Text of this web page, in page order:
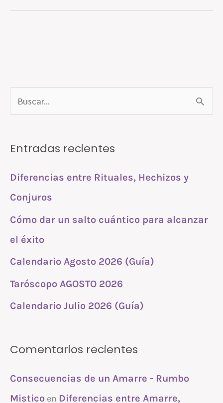
c
o
r
Entradas recientes
Diferencias entre Rituales, Hechizos y
Conjuros
Cómo dar un salto cuántico para alcanzar
el éxito
Calendario Agosto 2026 (Guía)
Taróscopo AGOSTO 2026
Calendario Julio 2026 (Guía)
Comentarios recientes
Consecuencias de un Amarre - Rumbo
Mistico en Diferencias entre Amarre,